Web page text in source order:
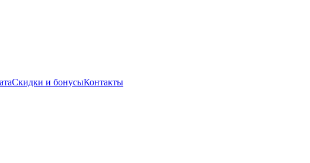
Скидки и бонусыКонтакты